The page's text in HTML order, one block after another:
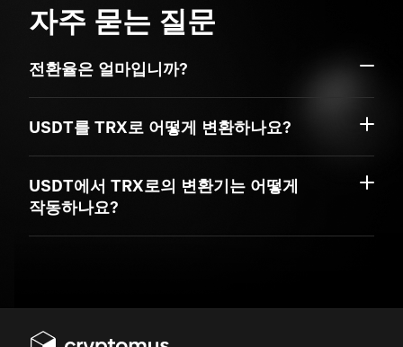
자주 묻는 질문
전환율은 얼마입니까?
USDT를 TRX로 어떻게 변환하나요?
USDT에서 TRX로의 변환기는 어떻게
작동하나요?